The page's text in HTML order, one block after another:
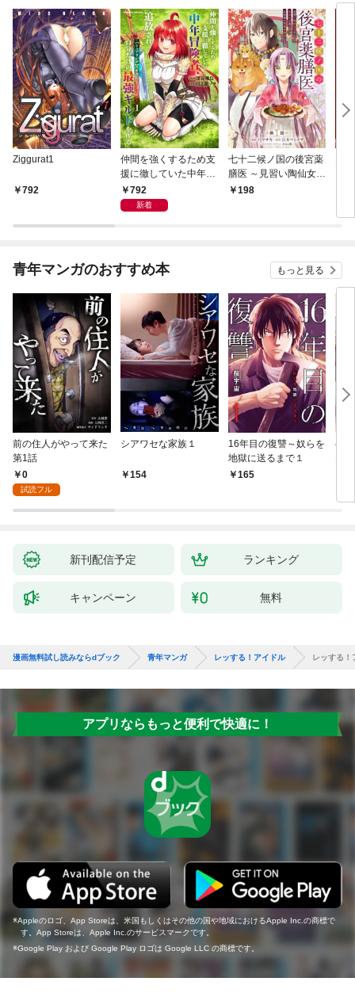
Ziggurat1
792
仲間を強くするため支
援に徹していた中年冒
険者、追放され自分だ
けの最強ギルドを作
恵に気づいたってもう
遅い！～1
792
新着
七十二候ノ国の後宮薬
膳医 ～見習い陶仙女で
すが、もふもふ達とお
198
出
青年マンガのおすすめ本 もっと見る
前の住人がやって来た
第1話
0
試読フル
シアワセな家族１
154
16年目の復讐～奴らを
地獄に送るまで１
165
ベ
新刊配信予定 ランキング
キャンペーン 無料
漫画無料試し読みならdブック 青年マンガ レッする！アイドル レッする！
アプリならもっと便利で快適に！
Appleのロゴ、App Storeは、米国もしくはその他の国や地域におけるApple Inc.の商標で
す。App Storeは、Apple Inc.のサービスマークです。
Google Play および Google Play ロゴは Google LLC の商標です。